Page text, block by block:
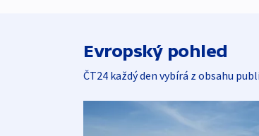
Evropský pohled
ČT24 každý den vybírá z obsahu